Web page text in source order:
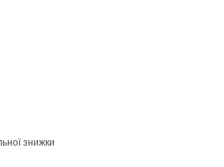
знижки